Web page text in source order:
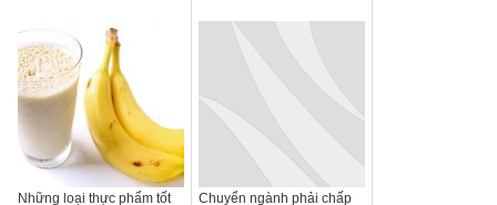
Những loại thực phẩm tốt
Chuyển ngành phải chấp